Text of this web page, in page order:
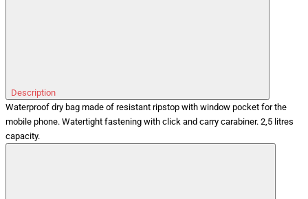
Description
Waterproof dry bag made of resistant ripstop with window pocket for the
mobile phone. Watertight fastening with click and carry carabiner. 2,5 litres
capacity.